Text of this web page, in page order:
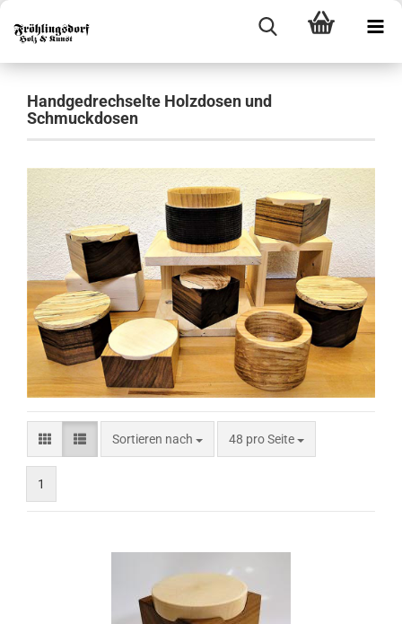
Handgedrechselte Holzdosen und
Schmuckdosen
Sortieren nach
Sortieren nach 48 pro Seite
pro Seite
1